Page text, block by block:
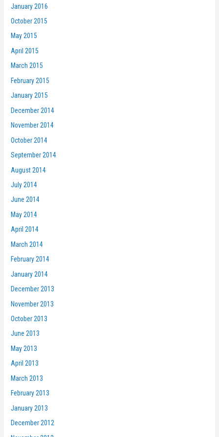
January 2016
October 2015
May 2015
April 2015
March 2015
February 2015
January 2015
December 2014
November 2014
October 2014
September 2014
August 2014
July 2014
June 2014
May 2014
April 2014
March 2014
February 2014
January 2014
December 2013
November 2013
October 2013
June 2013
May 2013
April 2013
March 2013
February 2013
January 2013
December 2012